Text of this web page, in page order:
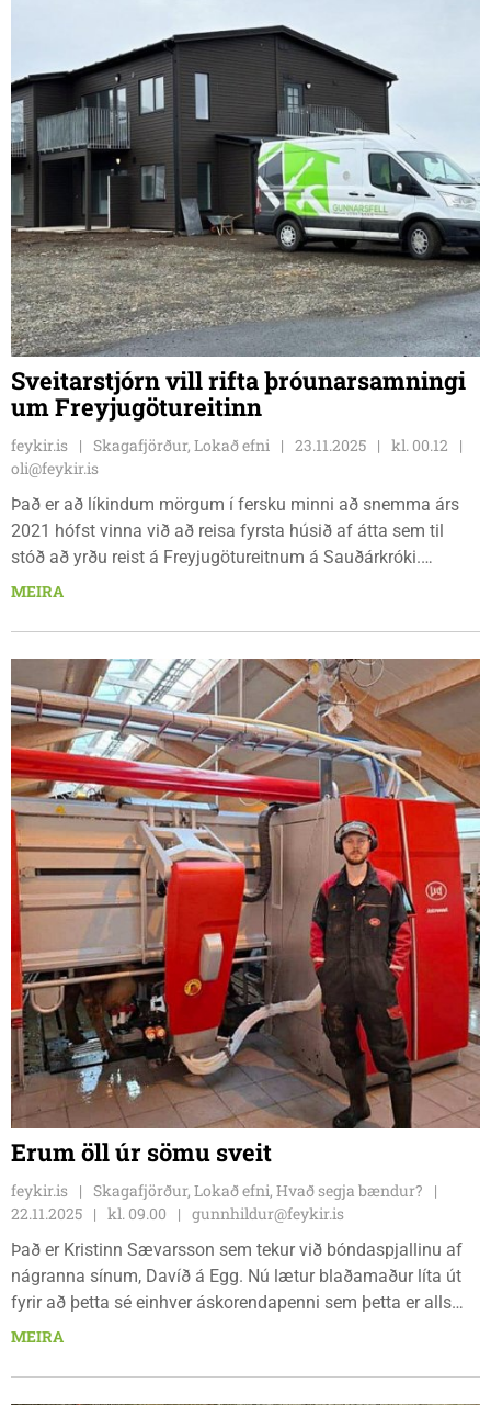
Sveitarstjórn vill rifta þróunarsamningi
um Freyjugötureitinn
feykir.is Skagafjörður, Lokað efni 23.11.2025
kl. 00.12
oli@feykir.is
Það er að líkindum mörgum í fersku minni að snemma árs
2021 hófst vinna við að reisa fyrsta húsið af átta sem til
stóð að yrðu reist á Freyjugötureitnum á Sauðárkróki.
Reiturinn, þar sem bifreiðaverkstæði KS stóð áður, átti að
Hrafnshóls og Bæjartúns þar að lútandi var gerður árið áður
en nú er málum þannig háttað að aðeins þetta eina hús var
reist, en íbúðirnar voru loks leigðar út fyrri part ársins 2025,
og félögin tvö sem hugðust standa að uppbyggingunni eru
gjaldþrota.
MEIRA
Erum öll úr sömu sveit
feykir.is
Skagafjörður, Lokað efni, Hvað segja bændur?
22.11.2025
kl. 09.00
gunnhildur@feykir.is
Það er Kristinn Sævarsson sem tekur við bóndaspjallinu af
nágranna sínum, Davíð á Egg. Nú lætur blaðamaður líta út
fyrir að þetta sé einhver áskorendapenni sem þetta er alls
ekki heldur ræður tilviljunin ein. Kristinn er bóndi á Hamri í
eru bæði menntaðir búfræðingar frá Hvanneyri, Kristinn
MEIRA